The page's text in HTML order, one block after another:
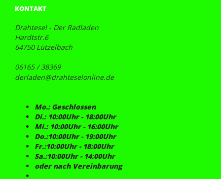
KONTAKT
Drahtesel - Der Radladen
Hardtstr.6
64750 Lützelbach
06165 / 38369
derladen@drahteselonline.de
Mo.: Geschlossen
Di.: 10:00Uhr - 18:00Uhr
Mi.: 10:00Uhr - 16:00Uhr
Do.:10:00Uhr - 19:00Uhr
Fr.:10:00Uhr - 18:00Uhr
Sa.:10:00Uhr - 14:00Uhr
oder nach Vereinbarung